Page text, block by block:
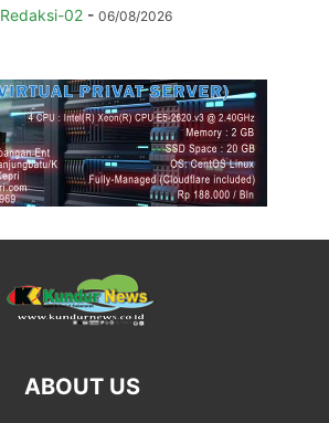
Redaksi-02 - 06/08/2026
ABOUT US